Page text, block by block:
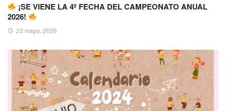
¡SE VIENE LA 4ª FECHA DEL CAMPEONATO ANUAL
2026!
23 mayo, 2026